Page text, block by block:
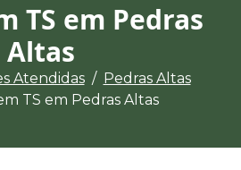
TS em Pedras
Altas
Atendidas
Pedras Altas
TS em Pedras Altas